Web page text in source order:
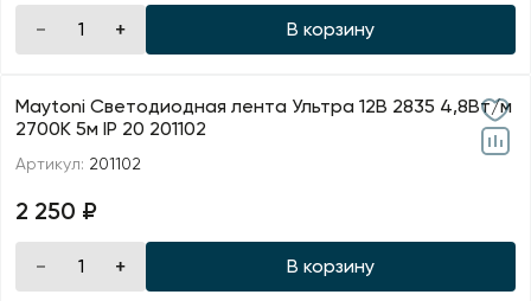
В корзину
Maytoni Светодиодная лента Ультра 12В 2835 4,8Вт/м
2700К 5м IP 20 201102
Артикул: 201102
2 250 ₽
В корзину